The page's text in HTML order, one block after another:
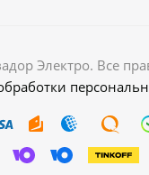
Электро. Все